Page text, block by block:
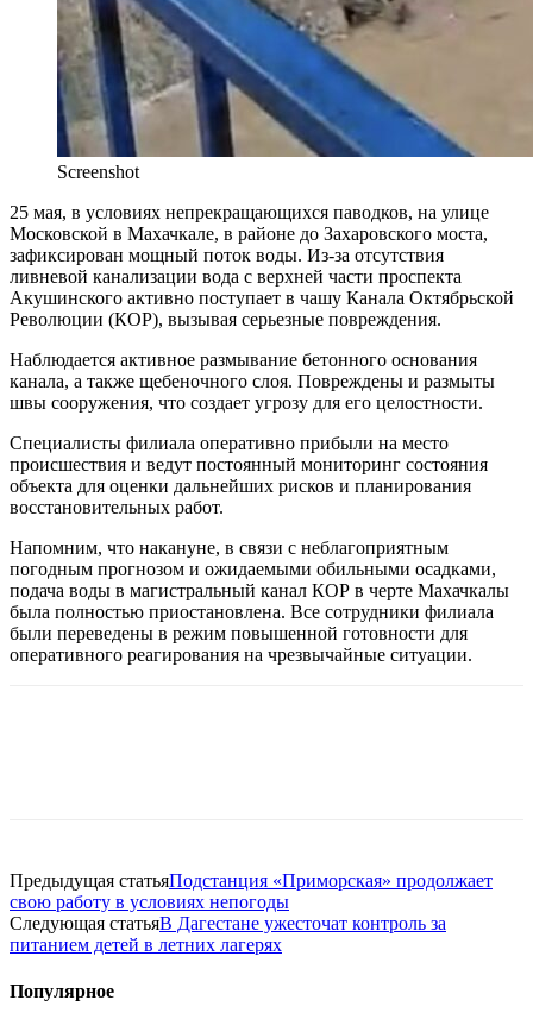
Screenshot
25 мая, в условиях непрекращающихся паводков, на улице
Московской в Махачкале, в районе до Захаровского моста,
зафиксирован мощный поток воды. Из-за отсутствия
ливневой канализации вода с верхней части проспекта
Акушинского активно поступает в чашу Канала Октябрьской
Революции (КОР), вызывая серьезные повреждения.
Наблюдается активное размывание бетонного основания
канала, а также щебеночного слоя. Повреждены и размыты
швы сооружения, что создает угрозу для его целостности.
Специалисты филиала оперативно прибыли на место
происшествия и ведут постоянный мониторинг состояния
объекта для оценки дальнейших рисков и планирования
восстановительных работ.
Напомним, что накануне, в связи с неблагоприятным
погодным прогнозом и ожидаемыми обильными осадками,
подача воды в магистральный канал КОР в черте Махачкалы
была полностью приостановлена. Все сотрудники филиала
были переведены в режим повышенной готовности для
оперативного реагирования на чрезвычайные ситуации.
Предыдущая статьяПодстанция «Приморская» продолжает
свою работу в условиях непогоды
Следующая статьяВ Дагестане ужесточат контроль за
питанием детей в летних лагерях
Популярное